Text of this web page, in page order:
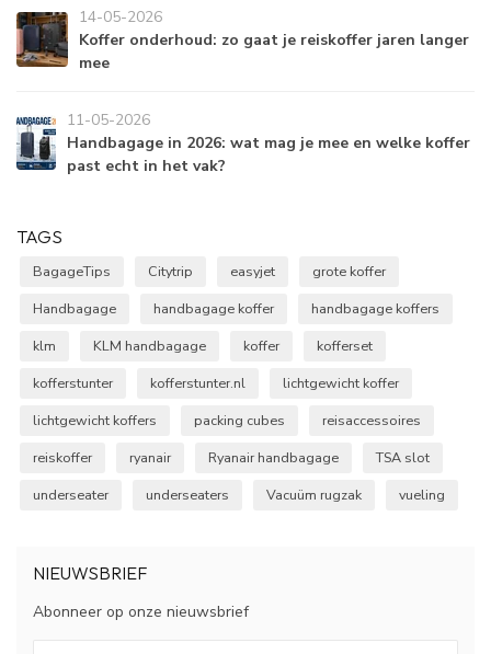
14-05-2026
Koffer onderhoud: zo gaat je reiskoffer jaren langer
mee
11-05-2026
Handbagage in 2026: wat mag je mee en welke koffer
past echt in het vak?
TAGS
BagageTips Citytrip easyjet
grote koffer
Handbagage
handbagage koffer
handbagage koffers
klm
KLM handbagage koffer
kofferset
kofferstunter
kofferstunter.nl
lichtgewicht koffer
lichtgewicht koffers
packing cubes
reisaccessoires
reiskoffer
ryanair Ryanair handbagage
TSA slot
underseater
underseaters Vacuüm rugzak vueling
NIEUWSBRIEF
Abonneer op onze nieuwsbrief